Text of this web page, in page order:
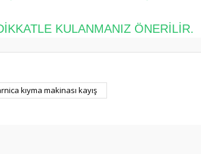
KULANMANIZ ÖNERİLİR.
Bu ürüne ilk yorumu siz yapın!
kıyma makinası kayış